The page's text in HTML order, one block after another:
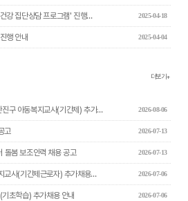
강 집단상담 프로그램' 진행… 2025-04-18
행 안내 2025-04-04
더보기+
구 아동복지교사(기간제) 추가… 2026-08-06
고 2026-07-13
돌봄 보조인력 채용 공고 2026-07-13
사(기간제근로자) 추가채용… 2026-07-06
초학습) 추가채용 안내 2026-07-06